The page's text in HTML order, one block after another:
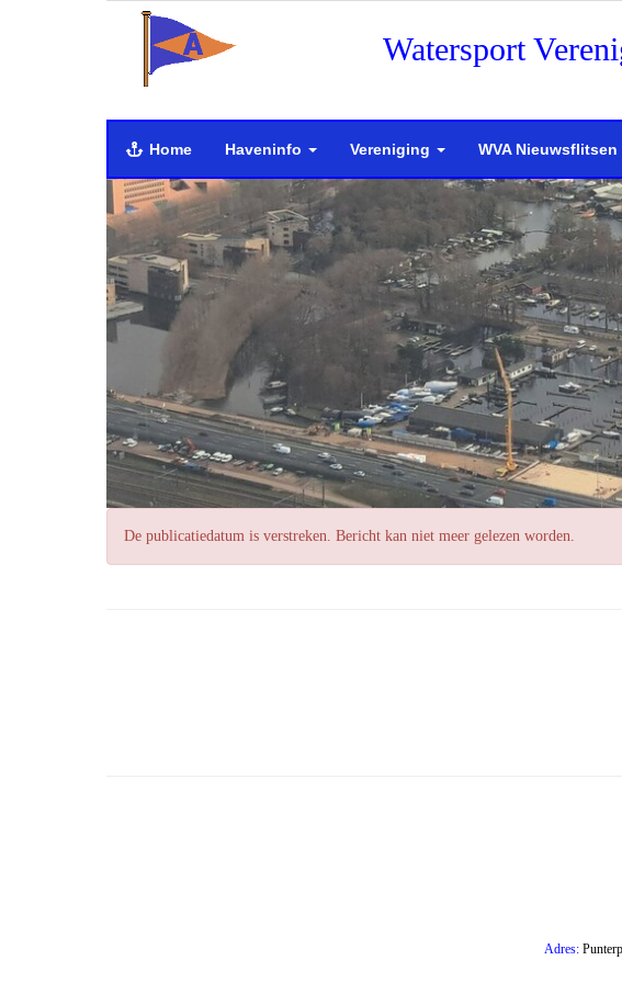
Watersport
Home Haveninfo Vereniging WVA Nieuwsflitsen
De publicatiedatum is verstreken. Bericht kan niet meer gelezen worden.
Adres: